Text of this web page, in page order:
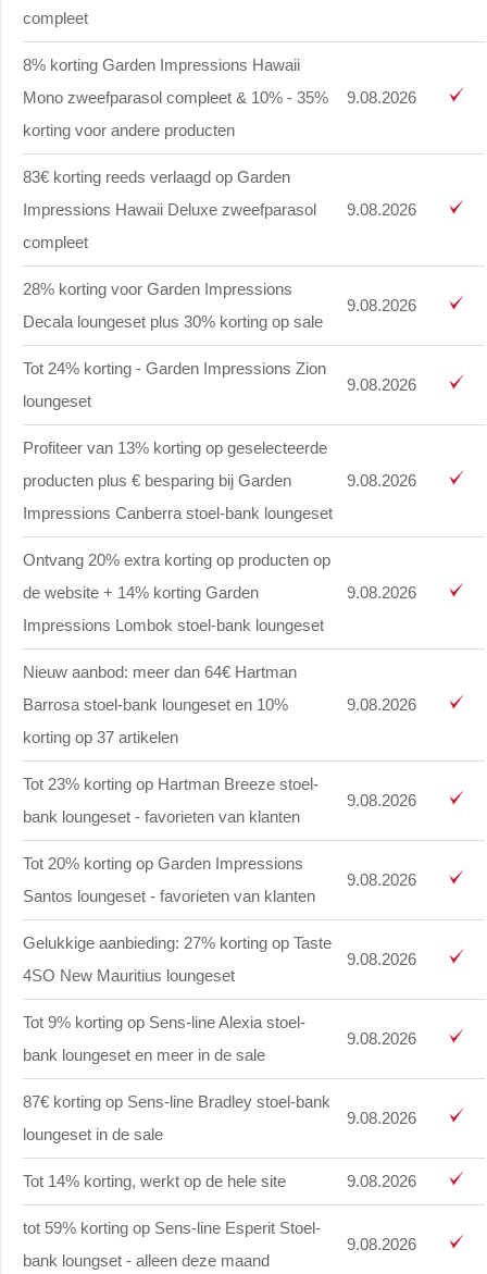
compleet
8% korting Garden Impressions Hawaii
Mono zweefparasol compleet & 10% - 35%
korting voor andere producten
9.08.2026
83€ korting reeds verlaagd op Garden
Impressions Hawaii Deluxe zweefparasol
compleet
9.08.2026
28% korting voor Garden Impressions
Decala loungeset plus 30% korting op sale
9.08.2026
Tot 24% korting - Garden Impressions Zion
loungeset
9.08.2026
Profiteer van 13% korting op geselecteerde
producten plus € besparing bij Garden
Impressions Canberra stoel-bank loungeset
9.08.2026
Ontvang 20% extra korting op producten op
de website + 14% korting Garden
Impressions Lombok stoel-bank loungeset
9.08.2026
Nieuw aanbod: meer dan 64€ Hartman
Barrosa stoel-bank loungeset en 10%
korting op 37 artikelen
9.08.2026
Tot 23% korting op Hartman Breeze stoel-
bank loungeset - favorieten van klanten
9.08.2026
Tot 20% korting op Garden Impressions
Santos loungeset - favorieten van klanten
9.08.2026
Gelukkige aanbieding: 27% korting op Taste
4SO New Mauritius loungeset
9.08.2026
Tot 9% korting op Sens-line Alexia stoel-
bank loungeset en meer in de sale
9.08.2026
87€ korting op Sens-line Bradley stoel-bank
loungeset in de sale
9.08.2026
Tot 14% korting, werkt op de hele site 9.08.2026
tot 59% korting op Sens-line Esperit Stoel-
bank loungset - alleen deze maand
9.08.2026